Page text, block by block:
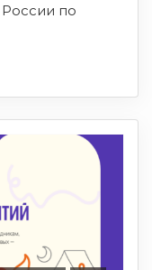
по